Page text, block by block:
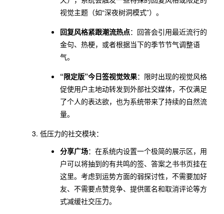
视觉主题（如“深夜树洞模式”）。
回复风格紧跟潮流热点：回答会引用最近流行的
金句、热梗，或者根据当下的季节节气调整语
气。
“限定版”今日签视觉效果：限时出现的视觉风格
促使用户主地动转发到外部社交媒体，不仅满足
了个人的表达欲，也为系统带来了持续的自然流
量。
低压力的社交模块：
分享广场：在系统内设置一个极简的展示区，用
户可以将抽到的有共鸣的签、答案之书书页挂在
这里。考虑到运势方面的弱探讨性，不需要加好
友、不需要点赞竞争、提供匿名和取消评论等方
式减缓社交压力。